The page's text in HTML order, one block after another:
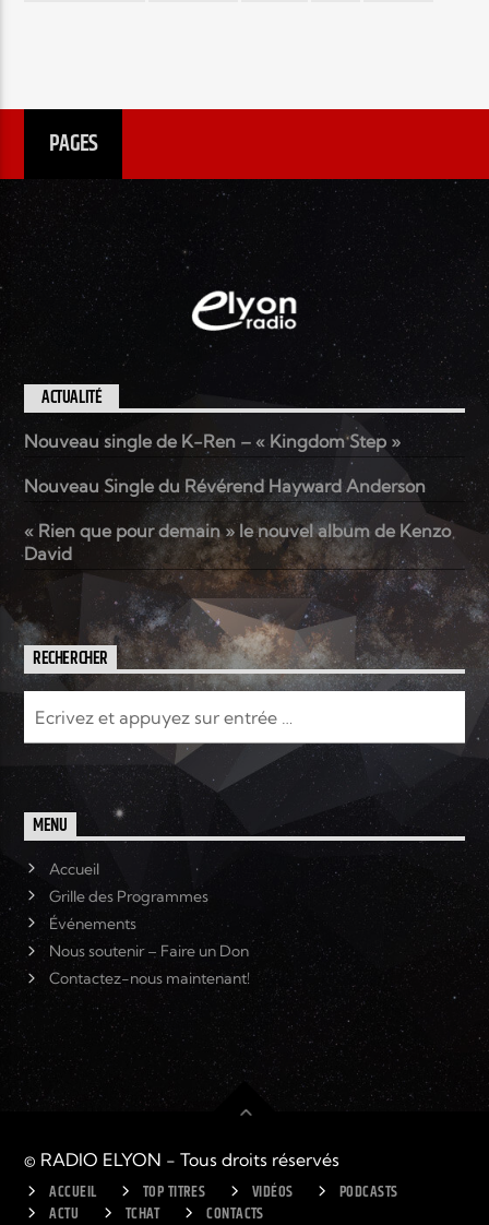
PAGES
ACTUALITÉ
Nouveau single de K-Ren – « Kingdom Step »
Nouveau Single du Révérend Hayward Anderson
« Rien que pour demain » le nouvel album de Kenzo
David
RECHERCHER
MENU
Accueil
Grille des Programmes
Événements
Nous soutenir – Faire un Don
Contactez-nous maintenant!
© RADIO ELYON - Tous droits réservés
ACCUEIL TOP TITRES VIDÉOS
PODCASTS
ACTU
TCHAT CONTACTS